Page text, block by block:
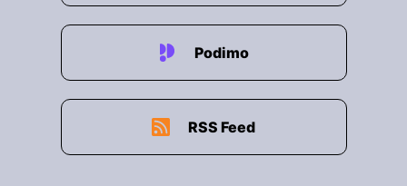
Podimo
RSS Feed